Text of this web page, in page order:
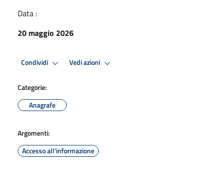
Data :
20 maggio 2026
Condividi Vedi azioni
Categorie:
Anagrafe
Argomenti:
Accesso all'informazione